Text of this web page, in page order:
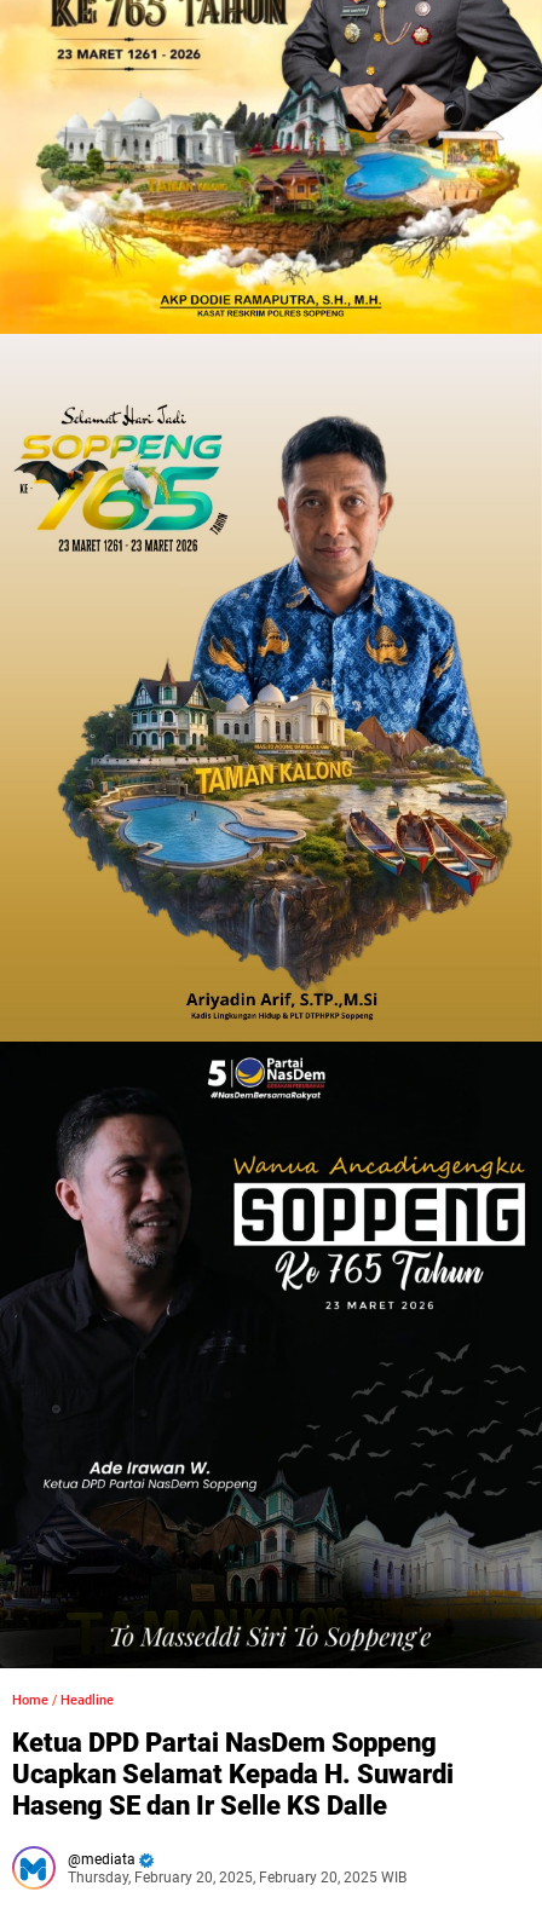
Home / Headline
Ketua DPD Partai NasDem Soppeng
Ucapkan Selamat Kepada H. Suwardi
Haseng SE dan Ir Selle KS Dalle
mediata
Thursday, February 20, 2025, February 20, 2025 WIB